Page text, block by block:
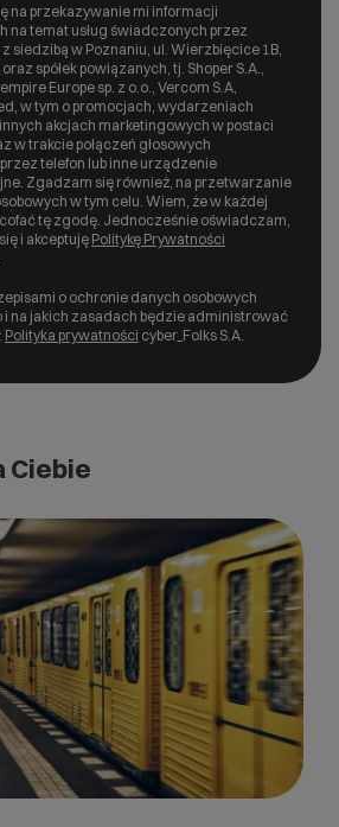
na przekazywanie mi informacji
na temat usług świadczonych przez
z siedzibą w Poznaniu, ul. Wierzbięcice 1B,
spółek powiązanych, tj. Shoper S.A.,
Europe sp. z o.o., Vercom S.A,
w tym o promocjach, wydarzeniach
akcjach marketingowych w postaci
w trakcie połączeń głosowych
telefon lub inne urządzenie
Zgadzam się również, na przetwarzanie
w tym celu. Wiem, że w każdej
tę zgodę. Jednocześnie oświadczam,
i akceptuję Politykę Prywatności
o ochronie danych osobowych
i na jakich zasadach będzie administrować
Polityka prywatności cyber_Folks S.A.
Ciebie